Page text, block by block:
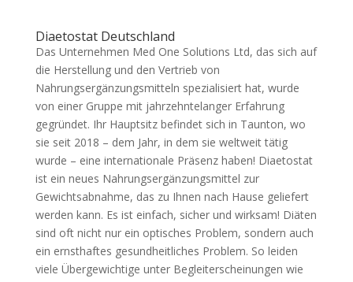
Diaetostat Deutschland
Das Unternehmen Med One Solutions Ltd, das sich auf
die Herstellung und den Vertrieb von
Nahrungsergänzungsmitteln spezialisiert hat, wurde
von einer Gruppe mit jahrzehntelanger Erfahrung
gegründet. Ihr Hauptsitz befindet sich in Taunton, wo
sie seit 2018 – dem Jahr, in dem sie weltweit tätig
wurde – eine internationale Präsenz haben! Diaetostat
ist ein neues Nahrungsergänzungsmittel zur
Gewichtsabnahme, das zu Ihnen nach Hause geliefert
werden kann. Es ist einfach, sicher und wirksam! Diäten
sind oft nicht nur ein optisches Problem, sondern auch
ein ernsthaftes gesundheitliches Problem. So leiden
viele Übergewichtige unter Begleiterscheinungen wie